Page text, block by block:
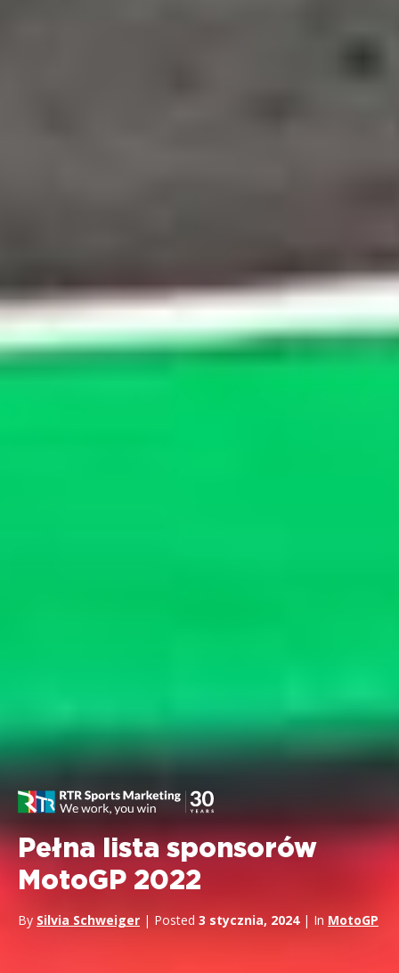
Pełna lista sponsorów
MotoGP 2022
By Silvia Schweiger | Posted 3 stycznia, 2024| In MotoGP